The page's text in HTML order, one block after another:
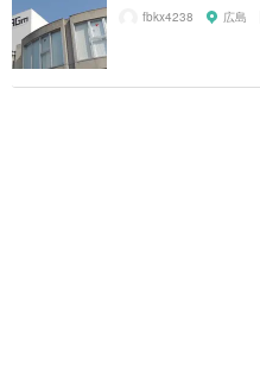
fbkx4238 広島